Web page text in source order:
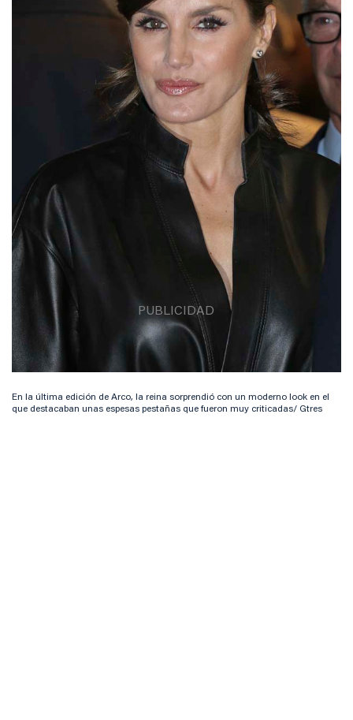
En la última edición de Arco, la reina sorprendió con un moderno look en el
que destacaban unas espesas pestañas que fueron muy criticadas/ Gtres